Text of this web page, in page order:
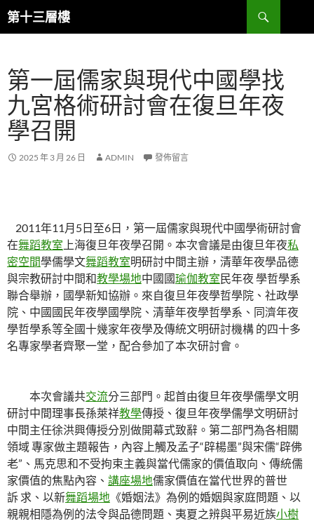
跳
至
內
容
第十三層樓
搜
尋
第一屆儒家與現代中國學找
九宮格術研討會在復旦年夜
學召開
2025 年 3 月 26 日 ADMIN 發佈留言
2011年11月5日至6日，第一屆儒家與現代中國學術研討會
在舞蹈教室 上海復旦年夜學召開。本次會議是由復旦年夜私
密空間學儒學文舞蹈教室明研討中間主辦，清華年夜學品德
與宗教研討中間和教學場地中國國瑜伽教室民年夜 學哲學系
聯合舉辦，國學新知協辦。來自復旦年夜學哲學院、社政學
院、中國國民年夜學國學院、清華年夜學哲學系、同濟年夜
學哲學系等全國十幾家年夜學及傳統文明研討機構 的四十多
名專家學者齊聚一堂，配合參加了本次研討會。
本次會議共交流分三部門。起首由復旦年夜學儒學文明
研討中間理事長孫萊祥教學傳授、復旦年夜學儒學文明研討
中間主任徐洪興傳授分別做開幕式致辭。第二部門為各相關
領域 專家做主題報告，內容上觸及孟子“辟楊墨”與宋儒“辟佛
老”、馬克思和不受拘束主義與當代儒家的價值取向、傳統儒
家價值的焦點內容、 講座場地儒家價值在當代世界的普世
訴 求、以新舞蹈場地 《婚姻法》為例的婚姻與家庭問題、以
親親相隱為例的法令與品德問題、夷夏之辨與平易近族小樹